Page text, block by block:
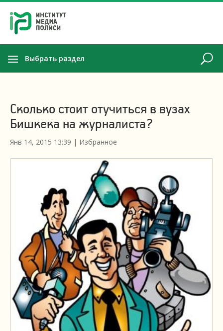
Выбрать раздел
Сколько стоит отучиться в вузах
Бишкека на журналиста?
Янв 14, 2015 13:39 | Избранное